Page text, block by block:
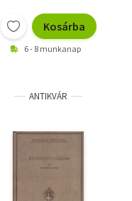
Kosárba
6 - 8 munkanap
ANTIKVÁR